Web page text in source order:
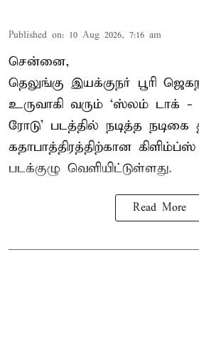
Published on: 10 Aug 2026, 7:16 am
சென்னை,
தெலுங்கு இயக்குநர் பூரி
உருவாகி வரும் ‘ஸ்லம் டாக் -
ரோடு’ படத்தில் நடித்த நடிகை
கதாபாத்திரத்திற்கான
படக்குழு வெளியிட்டுள்ளது.
Read More